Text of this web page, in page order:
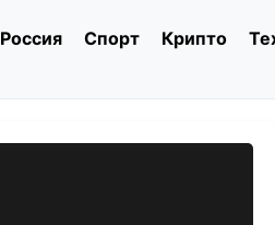
Россия Спорт Крипто